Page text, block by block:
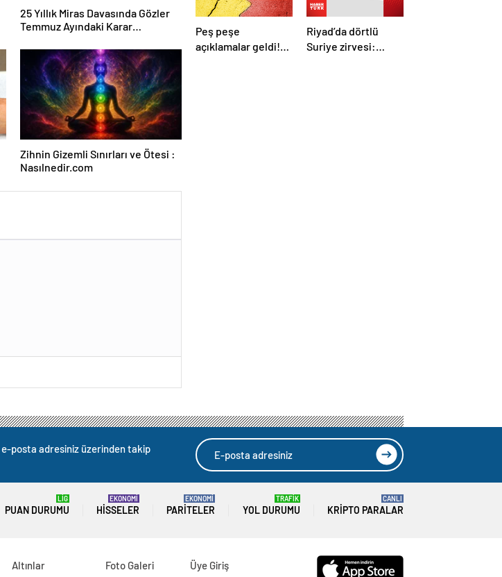
25 Yıllık Miras Davasında Gözler
Temmuz Ayındaki Karar
Zihnin Gizemli Sınırları ve Ötesi :
Nasılnedir.com
Peş peşe
açıklamalar geldi!
Riyad’da dörtlü
Suriye zirvesi:
posta adresiniz üzerinden takip
PUAN DURUMU
LİG
HISSELER
EKONOMİ
PARITELER
EKONOMİ
YOL DURUMU
TRAFİK
KRIPTO PARALAR
CANLI
Altınlar Foto Galeri Üye Giriş